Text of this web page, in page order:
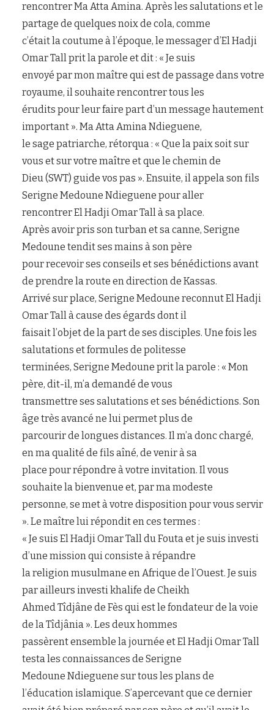
rencontrer Ma Atta Amina. Après les salutations et le
partage de quelques noix de cola, comme
c’était la coutume à l’époque, le messager d’El Hadji
Omar Tall prit la parole et dit : « Je suis
envoyé par mon maître qui est de passage dans votre
royaume, il souhaite rencontrer tous les
érudits pour leur faire part d’un message hautement
important ». Ma Atta Amina Ndieguene,
le sage patriarche, rétorqua : « Que la paix soit sur
vous et sur votre maître et que le chemin de
Dieu (SWT) guide vos pas ». Ensuite, il appela son fils
Serigne Medoune Ndieguene pour aller
rencontrer El Hadji Omar Tall à sa place.
Après avoir pris son turban et sa canne, Serigne
Medoune tendit ses mains à son père
pour recevoir ses conseils et ses bénédictions avant
de prendre la route en direction de Kassas.
Arrivé sur place, Serigne Medoune reconnut El Hadji
Omar Tall à cause des égards dont il
faisait l’objet de la part de ses disciples. Une fois les
salutations et formules de politesse
terminées, Serigne Medoune prit la parole : « Mon
père, dit-il, m’a demandé de vous
transmettre ses salutations et ses bénédictions. Son
âge très avancé ne lui permet plus de
parcourir de longues distances. Il m’a donc chargé,
en ma qualité de fils aîné, de venir à sa
place pour répondre à votre invitation. Il vous
souhaite la bienvenue et, par ma modeste
personne, se met à votre disposition pour vous servir
». Le maître lui répondit en ces termes :
« Je suis El Hadji Omar Tall du Fouta et je suis investi
d’une mission qui consiste à répandre
la religion musulmane en Afrique de l’Ouest. Je suis
par ailleurs investi khalife de Cheikh
Ahmed Tîdjâne de Fès qui est le fondateur de la voie
de la Tîdjânia ». Les deux hommes
passèrent ensemble la journée et El Hadji Omar Tall
testa les connaissances de Serigne
Medoune Ndieguene sur tous les plans de
l’éducation islamique. S’apercevant que ce dernier